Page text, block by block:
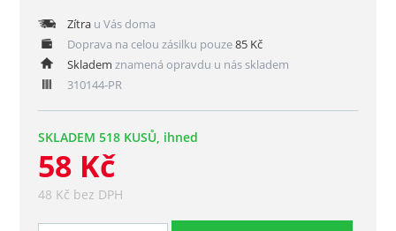
Zítrau Vás doma
Doprava na celou zásilku pouze85 Kč
Skladem znamená opravdu u nás skladem
310144-PR
SKLADEM 518 KUSŮ, ihned
58 Kč
48 Kč bez DPH